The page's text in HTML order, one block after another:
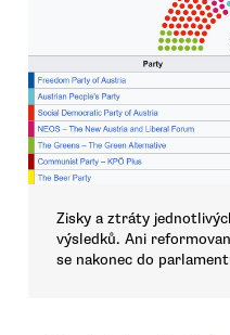
Zisky a ztráty
výsledků. Ani
se nakonec do